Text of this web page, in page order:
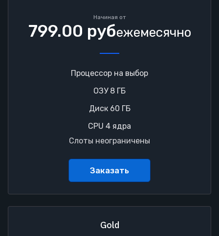
Начиная от
799.00 рубежемесячно
Процессор на выбор
ОЗУ 8 ГБ
Диск 60 ГБ
CPU 4 ядра
Слоты неограничены
Заказать
Gold